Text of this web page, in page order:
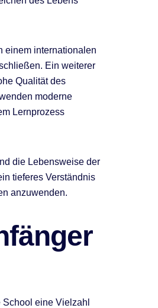
einem internationalen
Ein weiterer
Qualität des
moderne
Lernprozess
die Lebensweise der
tieferes Verständnis
anzuwenden.
eine Vielzahl